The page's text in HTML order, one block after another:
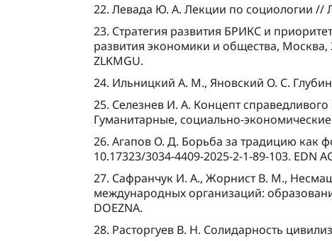
22. Левада Ю. А. Лекции по социологии //
23. Стратегия развития БРИКС и
развития экономики и общества,
ZLKMGU.
24. Ильницкий А. M., Яновский О. C.
25. Селезнев И. А. Концепт
Гуманитарные, социально-
26. Агапов О. Д. Борьба за традицию как
10.17323/3034-4409-2025-2-1-89-103. EDN
27. Сафранчук И. А., Жорнист В. М.,
международных организаций:
DOEZNA.
28. Расторгуев В. Н. Солидарность